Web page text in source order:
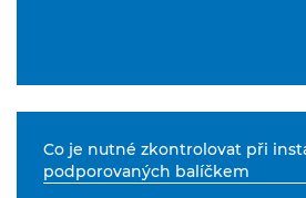
Co je nutné zkontrolovat při
podporovaných balíčkem